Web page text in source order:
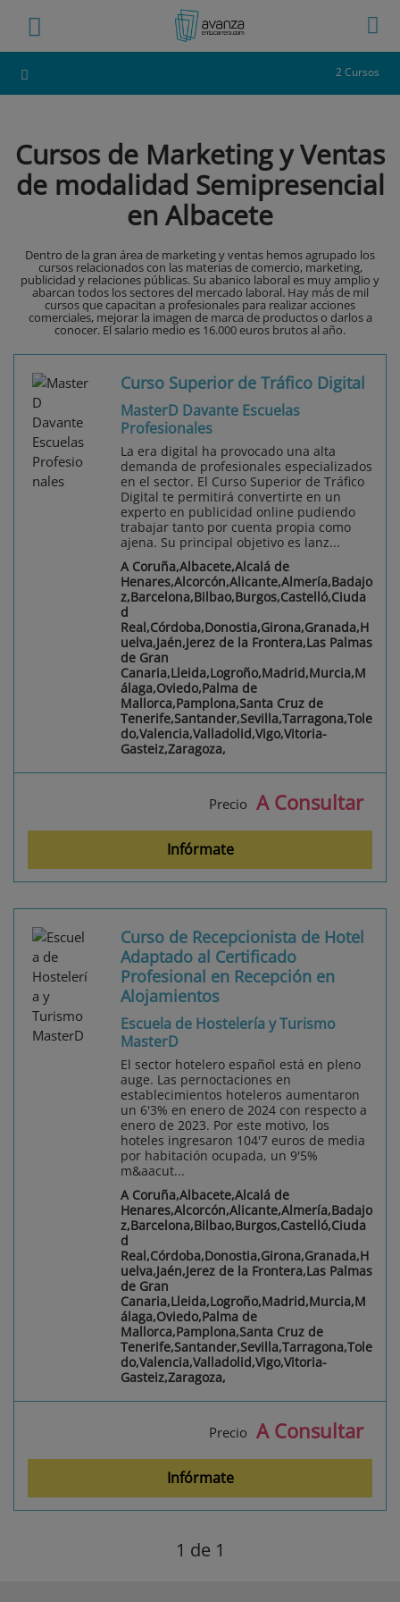
2 Cursos
Cursos de Marketing y Ventas
de modalidad Semipresencial
en Albacete
Dentro de la gran área de marketing y ventas hemos agrupado los
cursos relacionados con las materias de comercio, marketing,
publicidad y relaciones públicas. Su abanico laboral es muy amplio y
abarcan todos los sectores del mercado laboral. Hay más de mil
cursos que capacitan a profesionales para realizar acciones
comerciales, mejorar la imagen de marca de productos o darlos a
conocer. El salario medio es 16.000 euros brutos al año.
Curso Superior de Tráfico Digital
MasterD Davante Escuelas
Profesionales
La era digital ha provocado una alta
demanda de profesionales especializados
en el sector. El Curso Superior de Tráfico
Digital te permitirá convertirte en un
experto en publicidad online pudiendo
trabajar tanto por cuenta propia como
ajena. Su principal objetivo es lanz...
A Coruña,Albacete,Alcalá de
Henares,Alcorcón,Alicante,Almería,Badajo
z,Barcelona,Bilbao,Burgos,Castelló,Ciuda
d
Real,Córdoba,Donostia,Girona,Granada,H
uelva,Jaén,Jerez de la Frontera,Las Palmas
de Gran
Canaria,Lleida,Logroño,Madrid,Murcia,M
álaga,Oviedo,Palma de
Mallorca,Pamplona,Santa Cruz de
Tenerife,Santander,Sevilla,Tarragona,Tole
do,Valencia,Valladolid,Vigo,Vitoria-
Gasteiz,Zaragoza,
Precio A Consultar
Infórmate
Curso de Recepcionista de Hotel
Adaptado al Certificado
Profesional en Recepción en
Alojamientos
Escuela de Hostelería y Turismo
MasterD
El sector hotelero español está en pleno
auge. Las pernoctaciones en
establecimientos hoteleros aumentaron
un 6'3% en enero de 2024 con respecto a
enero de 2023. Por este motivo, los
hoteles ingresaron 104'7 euros de media
por habitación ocupada, un 9'5%
m&aacut...
A Coruña,Albacete,Alcalá de
Henares,Alcorcón,Alicante,Almería,Badajo
z,Barcelona,Bilbao,Burgos,Castelló,Ciuda
d
Real,Córdoba,Donostia,Girona,Granada,H
uelva,Jaén,Jerez de la Frontera,Las Palmas
de Gran
Canaria,Lleida,Logroño,Madrid,Murcia,M
álaga,Oviedo,Palma de
Mallorca,Pamplona,Santa Cruz de
Tenerife,Santander,Sevilla,Tarragona,Tole
do,Valencia,Valladolid,Vigo,Vitoria-
Gasteiz,Zaragoza,
Precio A Consultar
Infórmate
1 de 1